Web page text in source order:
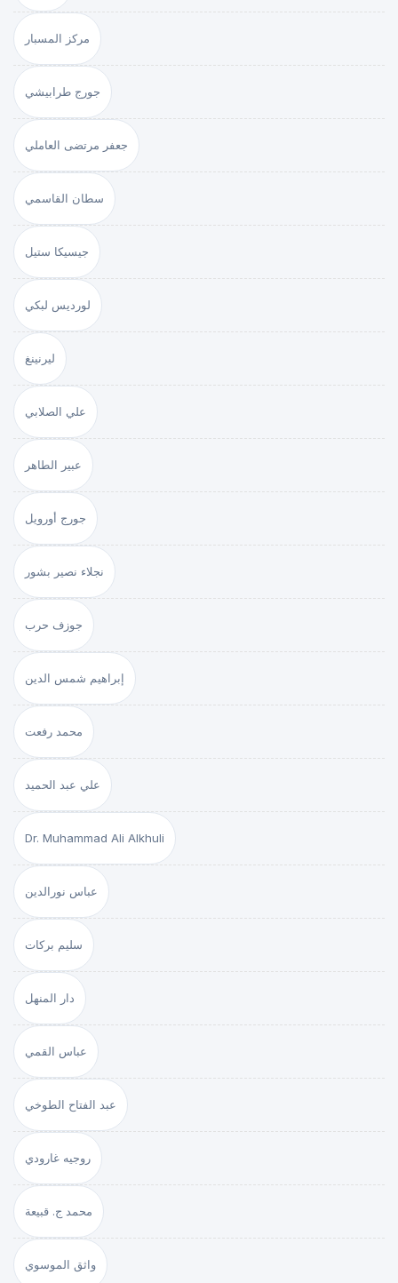
مركز المسبار
جورج طرابيشي
جعفر مرتضى العاملي
سطان القاسمي
جيسيكا ستيل
لورديس لبكي
ليرنينغ
علي الصلابي
عبير الطاهر
جورج أورويل
نجلاء نصير بشور
جوزف حرب
إبراهيم شمس الدين
محمد رفعت
علي عبد الحميد
Dr. Muhammad Ali Alkhuli
عباس نورالدين
سليم بركات
دار المنهل
عباس القمي
عبد الفتاح الطوخي
روجيه غارودي
محمد ج. قبيعة
واثق الموسوي